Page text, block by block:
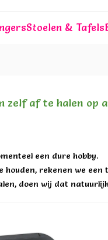
Stoelen & Tafels
zelf af te halen op
een dure hobby.
rekenen we
doen wij dat